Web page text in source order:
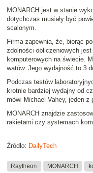
MONARCH jest w stanie
dotychczas musiały być
scalonym.
Firma zapewnia, że, biorąc
zdolności obliczeniowych
komputerowych na świecie.
watów. Jego wydajność to 3
Podczas testów
krotnie bardziej wydajny od
mówi Michael Vahey, jeden z
MONARCH znajdzie
rakietami czy systemach
Źródło: DailyTech
Raytheon MONARCH